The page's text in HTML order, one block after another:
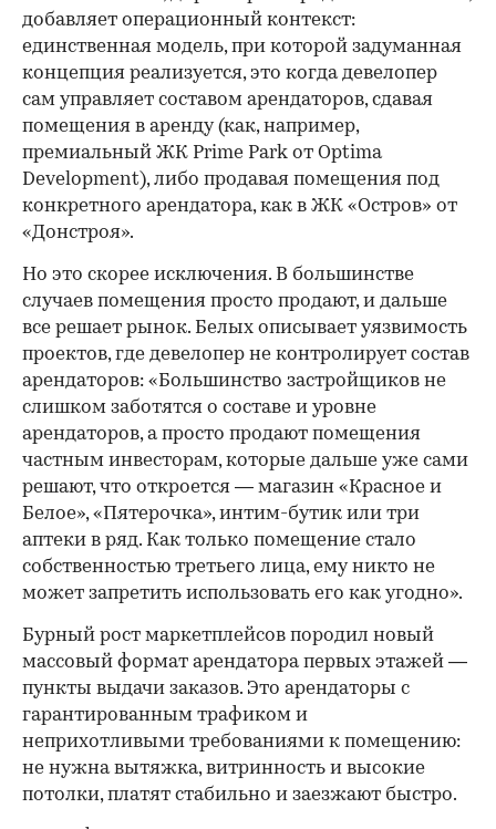
добавляет операционный контекст:
единственная модель, при которой задуманная
концепция реализуется, это когда девелопер
сам управляет составом арендаторов, сдавая
помещения в аренду (как, например,
премиальный ЖК Prime Park от Optima
Development), либо продавая помещения под
конкретного арендатора, как в ЖК «Остров» от
«Донстроя».
Но это скорее исключения. В большинстве
случаев помещения просто продают, и дальше
все решает рынок. Белых описывает уязвимость
проектов, где девелопер не контролирует состав
арендаторов: «Большинство застройщиков не
слишком заботятся о составе и уровне
арендаторов, а просто продают помещения
частным инвесторам, которые дальше уже сами
решают, что откроется — магазин «Красное и
Белое», «Пятерочка», интим-бутик или три
аптеки в ряд. Как только помещение стало
собственностью третьего лица, ему никто не
может запретить использовать его как угодно».
Бурный рост маркетплейсов породил новый
массовый формат арендатора первых этажей —
пункты выдачи заказов. Это арендаторы с
гарантированным трафиком и
неприхотливыми требованиями к помещению:
не нужна вытяжка, витринность и высокие
потолки, платят стабильно и заезжают быстро.